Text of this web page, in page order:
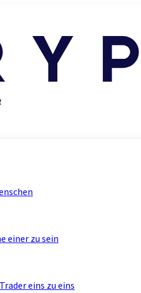
einer zu sein
eins zu eins